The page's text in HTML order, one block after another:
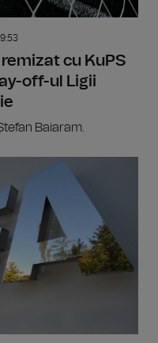
cu KuPS
off-ul Ligii
Baiaram.